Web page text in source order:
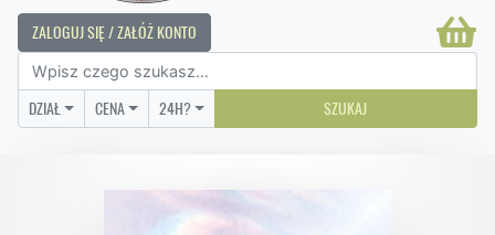
ZALOGUJ SIĘ / ZAŁÓŻ KONTO
DZIAŁ CENA 24H? SZUKAJ